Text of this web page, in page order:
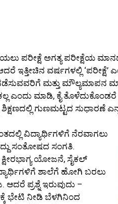
ಪರೀಕ್ಷೆ ಅಗತ್ಯ ಪರೀಕ್ಷೆಯ
ಇತ್ತೀಚಿನ ವರ್ಷಗಳಲ್ಲಿ ‘ಪರೀಕ್ಷೆ’
ಮತ್ತು ಮೌಲ್ಯಮಾಪನ
ಮಾಡಿ, ಕೈ ತೊಳೆದುಕೊಂಡರೆ
ಶಿಕ್ಷಣದಲ್ಲಿ ಗುಣಮಟ್ಟದ
ವಿದ್ಯಾರ್ಥಿಗಳಿಗೆ ನೆರವಾಗಲು
ಸಂತೋಷದ ಸಂಗತಿ.
ಯೋಜನೆ, ಸೈಕಲ್
ಶಾಲೆಗೆ ಹೋಗಿ ಬರಲು
ಆದರೆ ಪ್ರಶ್ನೆ ಇರುವುದು –
ಭೇಟಿ ನೀಡಿ ಬೆಳಗಿನಿಂದ